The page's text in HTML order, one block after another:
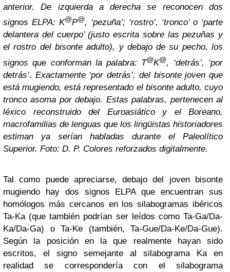
anterior. De izquierda a derecha se reconocen dos
signos ELPA: K@P@, ‘pezuña’; ‘rostro’, ‘tronco’ o ‘parte
delantera del cuerpo’ (justo escrita sobre las pezuñas y
el rostro del bisonte adulto), y debajo de su pecho, los
signos que conforman la palabra: T@K@, ‘detrás’, ‘por
detrás’. Exactamente ‘por detrás’, del bisonte joven que
está mugiendo, está representado el bisonte adulto, cuyo
tronco asoma por debajo. Estas palabras, pertenecen al
léxico reconstruido del Euroasiático y el Boreano,
macrofamilias de lenguas que los lingüistas historiadores
estiman ya serían habladas durante el Paleolítico
Superior. Foto: D. P. Colores reforzados digitalmente.
Tal como puede apreciarse, debajo del joven bisonte
mugiendo hay dos signos ELPA que encuentran sus
homólogos más cercanos en los silabogramas ibéricos
Ta-Ka (que también podrían ser leídos como Ta-Ga/Da-
Ka/Da-Ga) o Ta-Ke (también, Ta-Gue/Da-Ke/Da-Gue).
Según la posición en la que realmente hayan sido
escritos, el signo semejante al silabograma Ka en
realidad se correspondería con el silabograma